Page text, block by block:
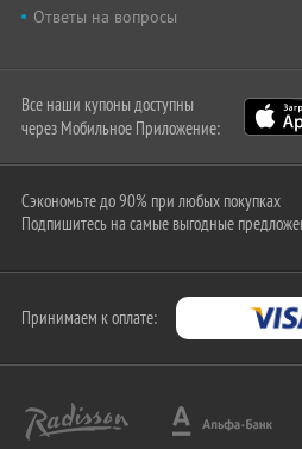
Ответы на вопросы
Все наши купоны доступны
через Мобильное Приложение:
Сэкономьте до 90% при любых покупках
Подпишитесь на самые выгодные
Принимаем к оплате: